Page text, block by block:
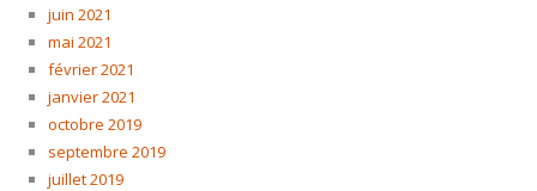
juin 2021
mai 2021
février 2021
janvier 2021
octobre 2019
septembre 2019
juillet 2019